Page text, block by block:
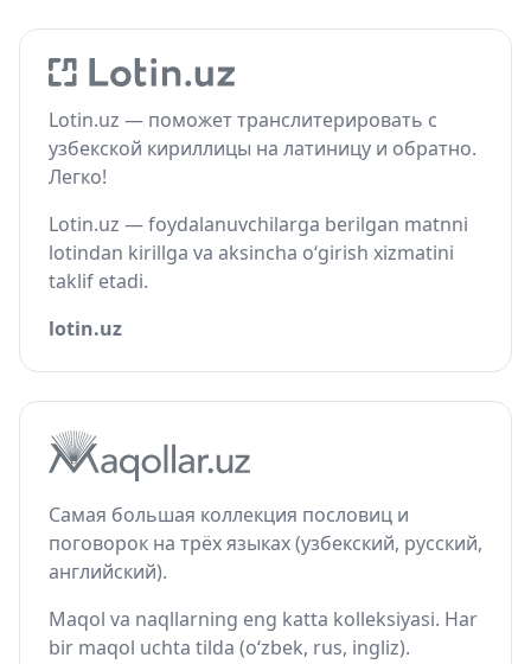
Lotin.uz — поможет транслитерировать с
узбекской кириллицы на латиницу и обратно.
Легко!
Lotin.uz — foydalanuvchilarga berilgan matnni
lotindan kirillga va aksincha o‘girish xizmatini
taklif etadi.
lotin.uz
Самая большая коллекция пословиц и
поговорок на трёх языках (узбекский, русский,
английский).
Maqol va naqllarning eng katta kolleksiyasi. Har
bir maqol uchta tilda (o‘zbek, rus, ingliz).